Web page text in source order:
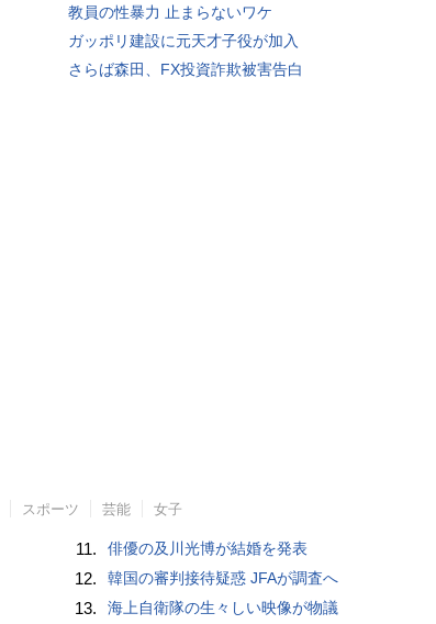
教員の性暴力 止まらないワケ
ガッポリ建設に元天才子役が加入
さらば森田、FX投資詐欺被害告白
スポーツ 芸能 女子
11. 俳優の及川光博が結婚を発表
12. 韓国の審判接待疑惑 JFAが調査へ
13. 海上自衛隊の生々しい映像が物議